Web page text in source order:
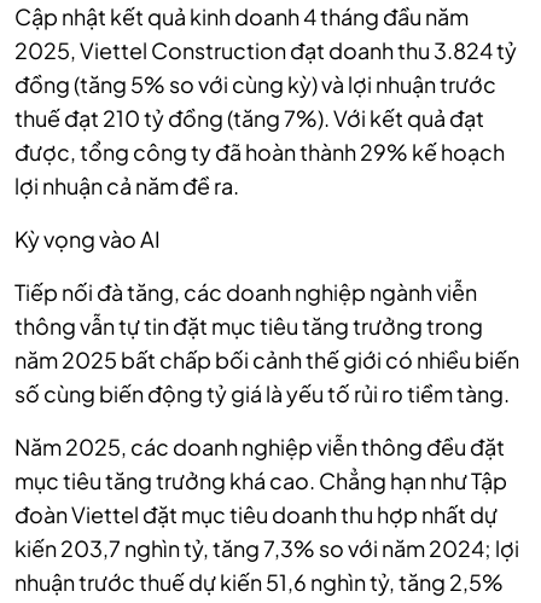
Cập nhật kết quả kinh doanh 4 tháng đầu năm
2025, Viettel Construction đạt doanh thu 3.824 tỷ
đồng (tăng 5% so với cùng kỳ) và lợi nhuận trước
thuế đạt 210 tỷ đồng (tăng 7%). Với kết quả đạt
được, tổng công ty đã hoàn thành 29% kế hoạch
lợi nhuận cả năm đề ra.
Kỳ vọng vào AI
Tiếp nối đà tăng, các doanh nghiệp ngành viễn
thông vẫn tự tin đặt mục tiêu tăng trưởng trong
năm 2025 bất chấp bối cảnh thế giới có nhiều biến
số cùng biến động tỷ giá là yếu tố rủi ro tiềm tàng.
Năm 2025, các doanh nghiệp viễn thông đều đặt
mục tiêu tăng trưởng khá cao. Chẳng hạn như Tập
đoàn Viettel đặt mục tiêu doanh thu hợp nhất dự
kiến 203,7 nghìn tỷ, tăng 7,3% so với năm 2024; lợi
nhuận trước thuế dự kiến 51,6 nghìn tỷ, tăng 2,5%